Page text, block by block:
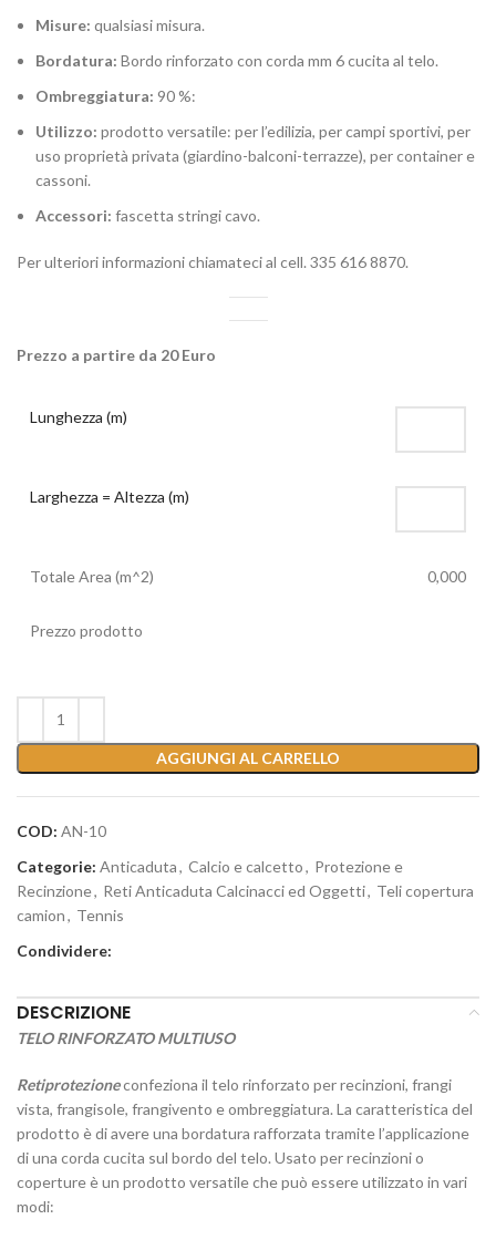
Misure: qualsiasi misura.
Bordatura: Bordo rinforzato con corda mm 6 cucita al telo.
Ombreggiatura: 90 %:
Utilizzo: prodotto versatile: per l’edilizia, per campi sportivi, per
uso proprietà privata (giardino-balconi-terrazze), per container e
cassoni.
Accessori: fascetta stringi cavo.
Per ulteriori informazioni chiamateci al cell. 335 616 8870.
Prezzo a partire da 20 Euro
Lunghezza (m)
Larghezza = Altezza (m)
Totale Area (m^2) 0,000
Prezzo prodotto
AGGIUNGI AL CARRELLO
COD: AN-10
Categorie: Anticaduta, Calcio e calcetto, Protezione e
Recinzione, Reti Anticaduta Calcinacci ed Oggetti, Teli copertura
camion, Tennis
Condividere:
DESCRIZIONE
TELO RINFORZATO MULTIUSO
Retiprotezioneconfeziona il telo rinforzato per recinzioni, frangi
vista, frangisole, frangivento e ombreggiatura. La caratteristica del
prodotto è di avere una bordatura rafforzata tramite l’applicazione
di una corda cucita sul bordo del telo. Usato per recinzioni o
coperture è un prodotto versatile che può essere utilizzato in vari
modi: